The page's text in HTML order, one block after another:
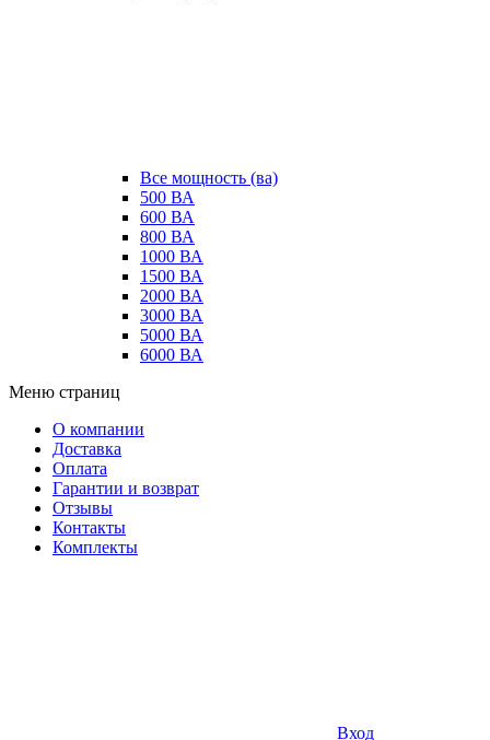
Все мощность (ва)
500 ВА
600 ВА
800 ВА
1000 ВА
1500 ВА
2000 ВА
3000 ВА
5000 ВА
6000 ВА
Меню страниц
О компании
Доставка
Оплата
Гарантии и возврат
Отзывы
Контакты
Комплекты
Вход